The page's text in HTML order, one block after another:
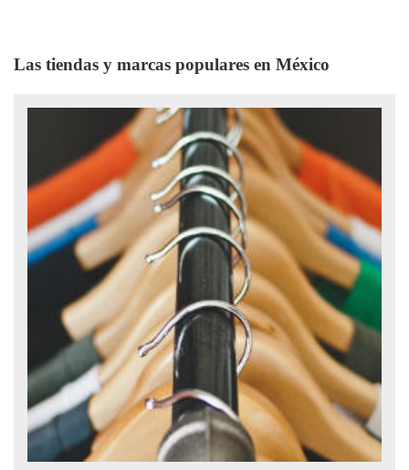
Las tiendas y marcas populares en México